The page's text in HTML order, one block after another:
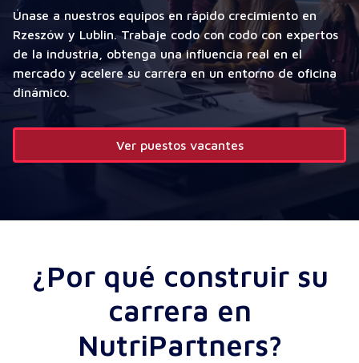
Únase a nuestros equipos en rápido crecimiento en
Rzeszów y Lublin. Trabaje codo con codo con expertos
de la industria, obtenga una influencia real en el
mercado y acelere su carrera en un entorno de oficina
dinámico.
Ver puestos vacantes
¿Por qué construir su
carrera en
NutriPartners?